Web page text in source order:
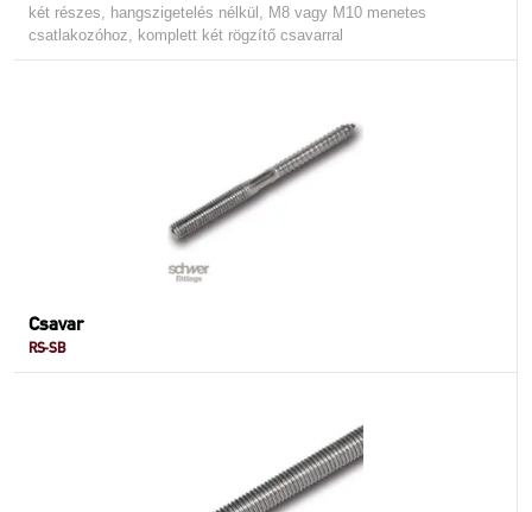
két részes, hangszigetelés nélkül, M8 vagy M10 menetes
csatlakozóhoz, komplett két rögzítő csavarral
Csavar
RS-SB